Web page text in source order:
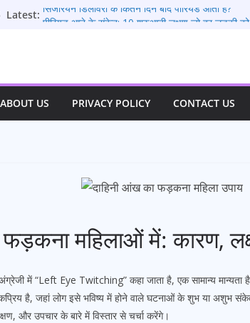
Latest: सिजेरियन डिलीवरी के कितने दिन बाद पीरियड आता है?
ABOUT US PRIVACY POLICY CONTACT US
महिलाओं में: कारण,
में “Left Eye Twitching” कहा जाता है, एक सामान्य मान्यता है
है, जहां लोग इसे भविष्य में होने वाले घटनाओं के शुभ या
और उपचार के बारे में विस्तार से चर्चा करेंगे।